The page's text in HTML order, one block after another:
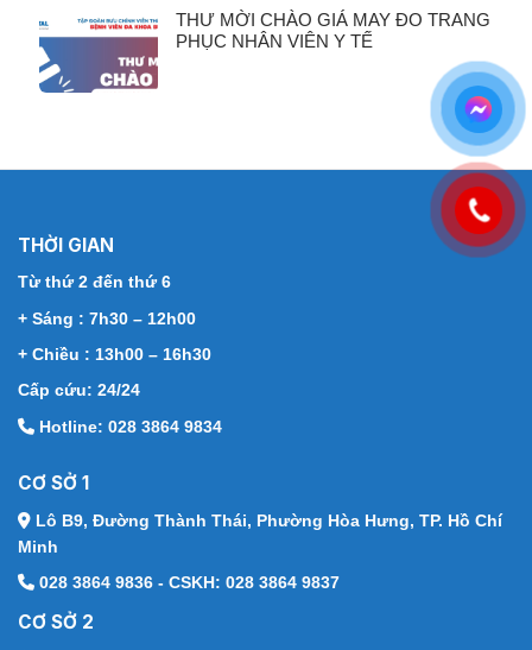
THƯ MỜI CHÀO GIÁ MAY ĐO TRANG
PHỤC NHÂN VIÊN Y TẾ
THỜI GIAN
Từ thứ 2 đến thứ 6
+ Sáng : 7h30 – 12h00
+ Chiều : 13h00 – 16h30
Cấp cứu: 24/24
Hotline: 028 3864 9834
CƠ SỞ 1
Lô B9, Đường Thành Thái, Phường Hòa Hưng, TP. Hồ Chí
Minh
028 3864 9836 - CSKH: 028 3864 9837
CƠ SỞ 2